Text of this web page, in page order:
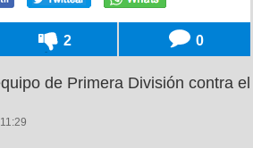
2 0
de Primera División contra el